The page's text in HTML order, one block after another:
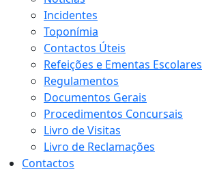
Incidentes
Toponímia
Contactos Úteis
Refeições e Ementas Escolares
Regulamentos
Documentos Gerais
Procedimentos Concursais
Livro de Visitas
Livro de Reclamações
Contactos